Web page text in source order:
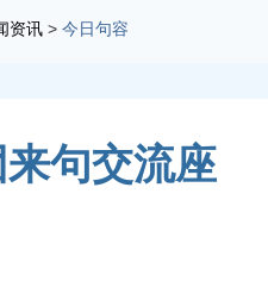
资讯 > 今日句容
句交流座